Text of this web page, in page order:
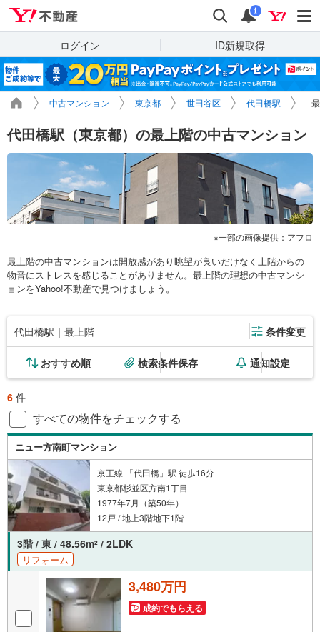
検索 通知
i
ログイン ID新規取得
中古マンション 東京都 世田谷区 代田橋駅
代田橋駅（東京都）の最上階の中古マンション
一部の画像提供：アフロ
最上階の中古マンションは開放感があり眺望が良いだけなく上階からの
物音にストレスを感じることがありません。最上階の理想の中古マンシ
ョンをYahoo!不動産で見つけましょう。
代田橋駅｜最上階 条件変更
おすすめ順 検索条件保存 通知設定
6 件
すべての物件をチェックする
ニュー方南町マンション
京王線 「代田橋」駅 徒歩16分
東京都杉並区方南1丁目
1977年7月（築50年）
12戸 / 地上3階地下1階
3階 / 東 / 48.56m2 / 2LDK
リフォーム
3,480万円
成約でもらえる